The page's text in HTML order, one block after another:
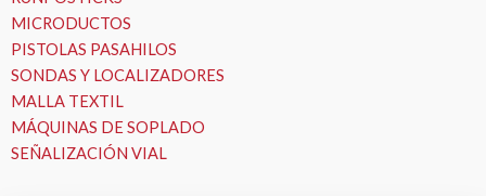
MICRODUCTOS
PISTOLAS PASAHILOS
SONDAS Y LOCALIZADORES
MALLA TEXTIL
MÁQUINAS DE SOPLADO
SEÑALIZACIÓN VIAL